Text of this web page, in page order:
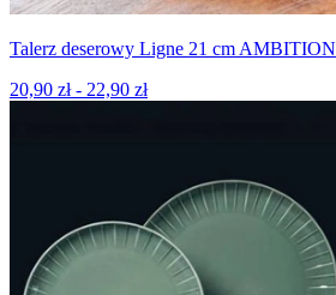
Talerz deserowy Ligne 21 cm AMBITION
20,90 zł - 22,90 zł